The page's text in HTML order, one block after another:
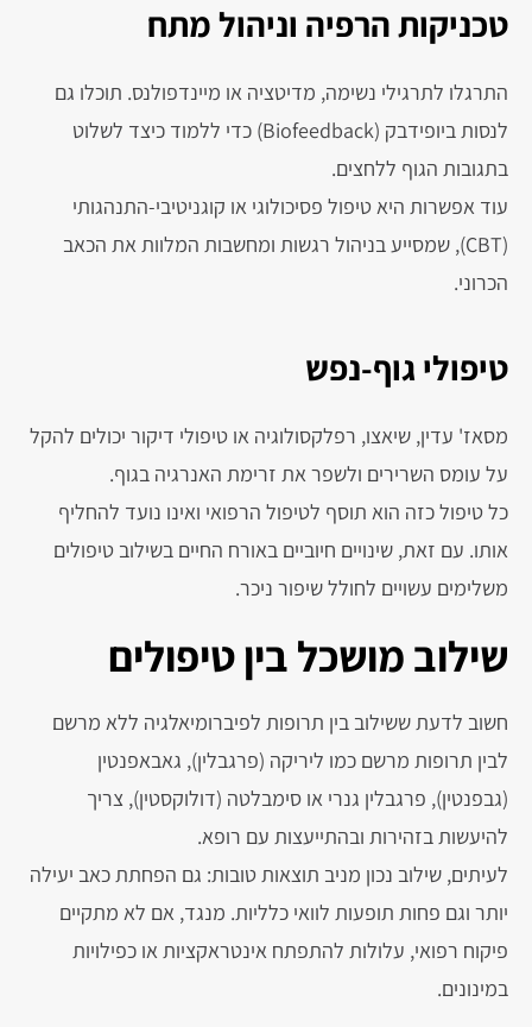
טכניקות הרפיה וניהול מתח
התרגלו לתרגילי נשימה, מדיטציה או מיינדפולנס. תוכלו גם
לנסות ביופידבק (Biofeedback) כדי ללמוד כיצד לשלוט
בתגובות הגוף ללחצים.
עוד אפשרות היא טיפול פסיכולוגי או קוגניטיבי-התנהגותי
(CBT), שמסייע בניהול רגשות ומחשבות המלוות את הכאב
הכרוני.
טיפולי גוף-נפש
מסאז' עדין, שיאצו, רפלקסולוגיה או טיפולי דיקור יכולים להקל
על עומס השרירים ולשפר את זרימת האנרגיה בגוף.
כל טיפול כזה הוא תוסף לטיפול הרפואי ואינו נועד להחליף
אותו. עם זאת, שינויים חיוביים באורח החיים בשילוב טיפולים
משלימים עשויים לחולל שיפור ניכר.
שילוב מושכל בין טיפולים
חשוב לדעת ששילוב בין תרופות לפיברומיאלגיה ללא מרשם
לבין תרופות מרשם כמו ליריקה (פרגבלין), גאבאפנטין
(גבפנטין), פרגבלין גנרי או סימבלטה (דולוקסטין), צריך
להיעשות בזהירות ובהתייעצות עם רופא.
לעיתים, שילוב נכון מניב תוצאות טובות: גם הפחתת כאב יעילה
יותר וגם פחות תופעות לוואי כלליות. מנגד, אם לא מתקיים
פיקוח רפואי, עלולות להתפתח אינטראקציות או כפילויות
במינונים.